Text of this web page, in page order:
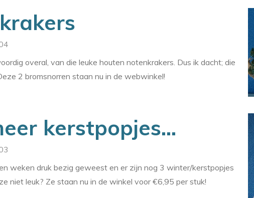
overal, van die leuke houten notenkrakers. Dus ik dacht; die
2 bromsnorren staan nu in de webwinkel!
kerstpopjes...
weken druk bezig geweest en er zijn nog 3 winter/kerstpopjes
niet leuk? Ze staan nu in de winkel voor €6,95 per stuk!